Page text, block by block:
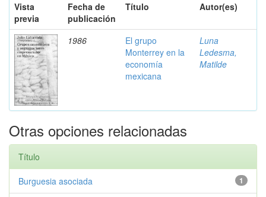
Vista
previa
Fecha de
publicación
Título Autor(es)
1986
El grupo
Monterrey en la
economía
mexicana
Luna
Ledesma,
Matilde
Otras opciones relacionadas
Título
1
Burguesia asociada